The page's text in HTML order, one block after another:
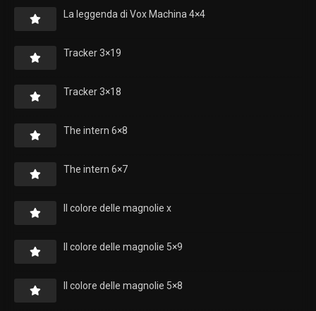
La leggenda di Vox Machina 4×4
Tracker 3×19
Tracker 3×18
The intern 6×8
The intern 6×7
Il colore delle magnolie x
Il colore delle magnolie 5×9
Il colore delle magnolie 5×8